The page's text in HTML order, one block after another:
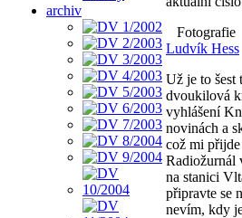
archiv
Fotografie
Ludvík Hess
Už je to šest
dvoukilová
vyhlášení
novinách a
což mi
Radiožurnál
na stanici
připravte se
nevím, kdy